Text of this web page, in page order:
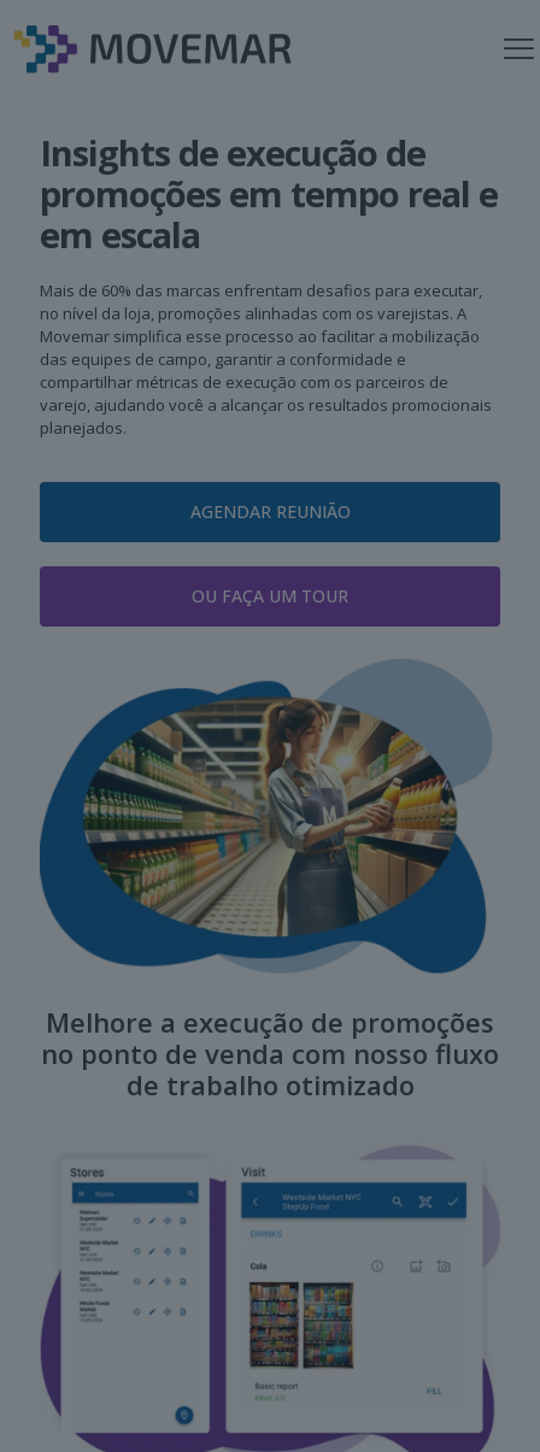
Insights de execução de
promoções em tempo real e
em escala
Mais de 60% das marcas enfrentam desafios para executar,
no nível da loja, promoções alinhadas com os varejistas. A
Movemar simplifica esse processo ao facilitar a mobilização
das equipes de campo, garantir a conformidade e
compartilhar métricas de execução com os parceiros de
varejo, ajudando você a alcançar os resultados promocionais
planejados.
AGENDAR REUNIÃO
OU FAÇA UM TOUR
Melhore a execução de promoções
no ponto de venda com nosso fluxo
de trabalho otimizado